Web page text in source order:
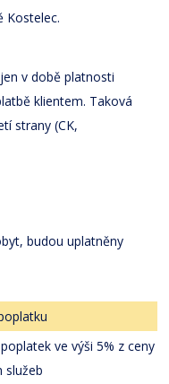
Kostelec.
v době platnosti
klientem. Taková
strany (CK,
budou uplatněny
ve výši 5% z ceny
služeb